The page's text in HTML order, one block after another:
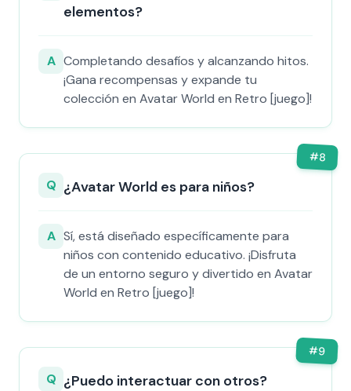
elementos?
A Completando desafíos y alcanzando hitos.
¡Gana recompensas y expande tu
colección en Avatar World en Retro [juego]!
#8
Q ¿Avatar World es para niños?
A Sí, está diseñado específicamente para
niños con contenido educativo. ¡Disfruta
de un entorno seguro y divertido en Avatar
World en Retro [juego]!
#9
Q ¿Puedo interactuar con otros?